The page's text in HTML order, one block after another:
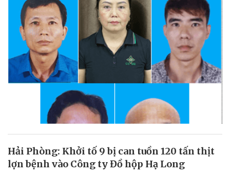
Hải Phòng: Khởi tố 9 bị can tuồn 120 tấn thịt
lợn bệnh vào Công ty Đồ hộp Hạ Long